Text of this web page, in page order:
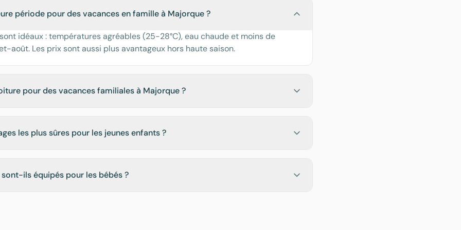
période pour des vacances en famille à Majorque ?
idéaux : températures agréables (25-28°C), eau chaude et moins de
août. Les prix sont aussi plus avantageux hors haute saison.
pour des vacances familiales à Majorque ?
les plus sûres pour les jeunes enfants ?
ils équipés pour les bébés ?